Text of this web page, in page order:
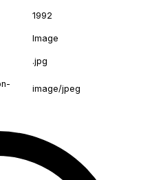
1992
Image
.jpg
image/jpeg